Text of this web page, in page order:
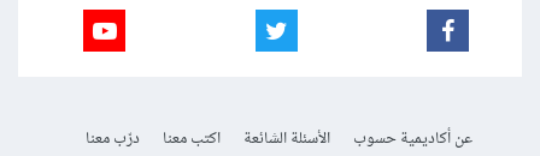
عن أكاديمية حسوب الأسئلة الشائعة اكتب معنا
درّب معنا